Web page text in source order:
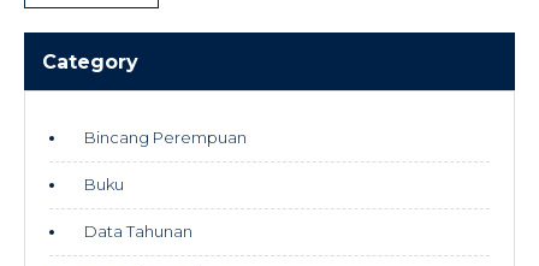
Category
Bincang Perempuan
Buku
Data Tahunan